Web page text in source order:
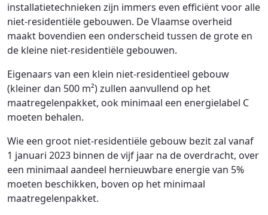
installatietechnieken zijn immers even efficiënt voor alle
niet-residentiële gebouwen. De Vlaamse overheid
maakt bovendien een onderscheid tussen de grote en
de kleine niet-residentiële gebouwen.
Eigenaars van een klein niet-residentieel gebouw
(kleiner dan 500 m²) zullen aanvullend op het
maatregelenpakket, ook minimaal een energielabel C
moeten behalen.
Wie een groot niet-residentiële gebouw bezit zal vanaf
1 januari 2023 binnen de vijf jaar na de overdracht, over
een minimaal aandeel hernieuwbare energie van 5%
moeten beschikken, boven op het minimaal
maatregelenpakket.